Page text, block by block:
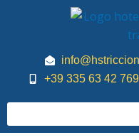
+39 335 63 42 769